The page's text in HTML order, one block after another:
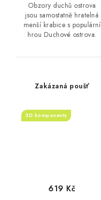
Obzory duchů ostrova
jsou samostatně hratelná
menší krabice s populární
hrou Duchové ostrova.
Zakázaná poušť
3D komponenty
619 Kč